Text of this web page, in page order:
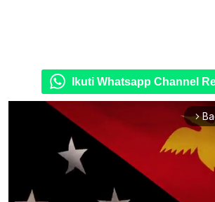
Ikuti Whatsapp Channel
arrow_forward_ios